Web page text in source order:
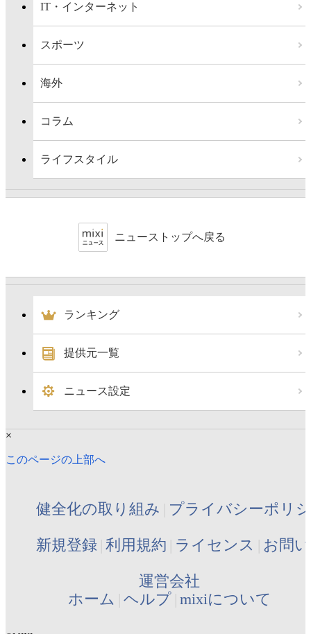
IT・インターネット
スポーツ
海外
コラム
ライフスタイル
ニューストップへ戻る
ランキング
提供元一覧
ニュース設定
×
このページの上部へ
健全化の取り組み プライバシーポリ
新規登録 利用規約 ライセンス お問
運営会社
ホーム ヘルプ mixiについて